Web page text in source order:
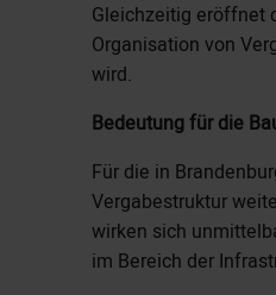
Gleichzeitig eröffnet
Organisation von
wird.
Bedeutung für die
Für die in
Vergabestruktur
wirken sich
im Bereich der